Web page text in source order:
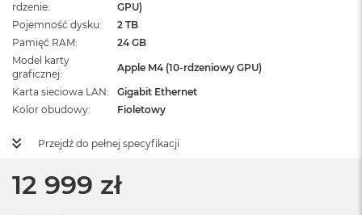
rdzenie
GPU)
Pojemność dysku
2 TB
Pamięć RAM
24 GB
Model karty
graficznej
Apple M4 (10-rdzeniowy GPU)
Karta sieciowa LAN
Gigabit Ethernet
Kolor obudowy
Fioletowy
Przejdź do pełnej specyfikacji
12 999 zł